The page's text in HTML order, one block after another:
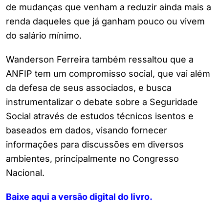
de mudanças que venham a reduzir ainda mais a
renda daqueles que já ganham pouco ou vivem
do salário mínimo.
Wanderson Ferreira também ressaltou que a
ANFIP tem um compromisso social, que vai além
da defesa de seus associados, e busca
instrumentalizar o debate sobre a Seguridade
Social através de estudos técnicos isentos e
baseados em dados, visando fornecer
informações para discussões em diversos
ambientes, principalmente no Congresso
Nacional.
Baixe aqui a versão digital do livro.